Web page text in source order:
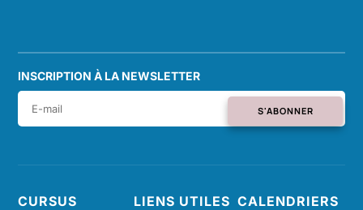
INSCRIPTION À LA NEWSLETTER
S'ABONNER
CURSUS
LIENS UTILES CALENDRIERS